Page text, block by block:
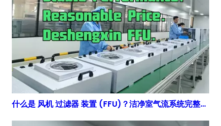
什么是 风机 过滤器 装置 (FFU)？洁净室气流系统完整指南